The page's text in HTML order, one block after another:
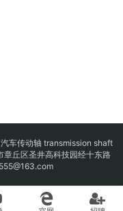
汽车传动轴 transmission shaft
章丘区圣井高科技园经十东路